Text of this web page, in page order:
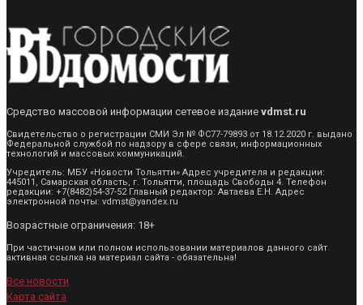
Средство массовой информации сетевое издание vdmst.ru
Свидетельство о регистрации СМИ Эл № ФС77-79893 от 18.12.2020 г. выдано
Федеральной службой по надзору в сфере связи, информационных
технологий и массовых коммуникаций.
Учредитель: МБУ «Новости Тольятти» Адрес учредителя и редакции:
445011, Самарская область, г. Тольятти, площадь Свободы 4. Телефон
редакции: +7(8482)54-37-52 Главный редактор: Автаева Е.Н. Адрес
электронной почты: vdmst@yandex.ru
Возрастные ограничения: 18+
При частичном или полном использовании материалов данного сайт
активная ссылка на материал сайта - обязательна!
Все новости
Карта сайта